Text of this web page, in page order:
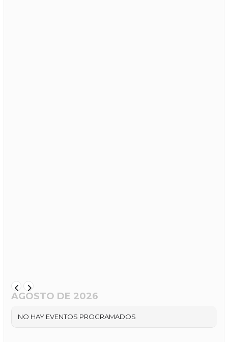
AGOSTO DE 2026
NO HAY EVENTOS PROGRAMADOS